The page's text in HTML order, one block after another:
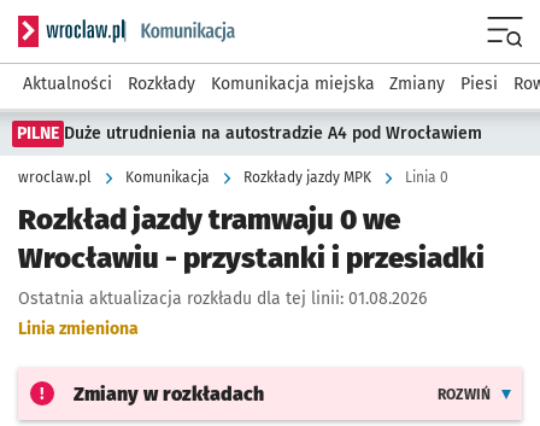
Serwis informacyjny wroclaw.pl podserwis: Komunikacja
Aktualności Rozkłady Komunikacja miejska Zmiany Piesi
PILNE Duże utrudnienia na autostradzie A4 pod Wrocławiem
wroclaw.pl Komunikacja Rozkłady jazdy MPK Linia 0
Rozkład jazdy tramwaju 0 we
Wrocławiu - przystanki i przesiadki
Ostatnia aktualizacja rozkładu dla tej linii: 01.08.2026
Linia zmieniona
Zmiany w rozkładach ROZWIŃ